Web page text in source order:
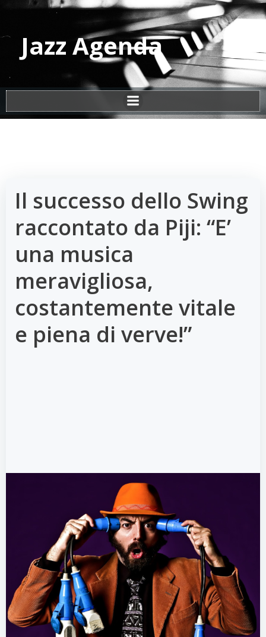
Vai
al
contenuto
Jazz Agenda
Il successo dello Swing
raccontato da Piji: “E’
una musica
meravigliosa,
costantemente vitale
e piena di verve!”